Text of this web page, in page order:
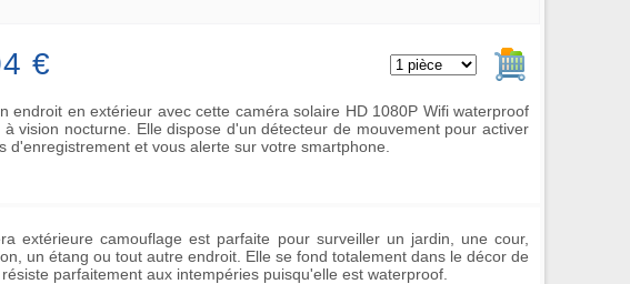
€
endroit en extérieur avec cette caméra solaire HD 1080P Wifi waterproof
à vision nocturne. Elle dispose d'un détecteur de mouvement pour activer
d'enregistrement et vous alerte sur votre smartphone.
extérieure camouflage est parfaite pour surveiller un jardin, une cour,
un étang ou tout autre endroit. Elle se fond totalement dans le décor de
parfaitement aux intempéries puisqu'elle est waterproof.